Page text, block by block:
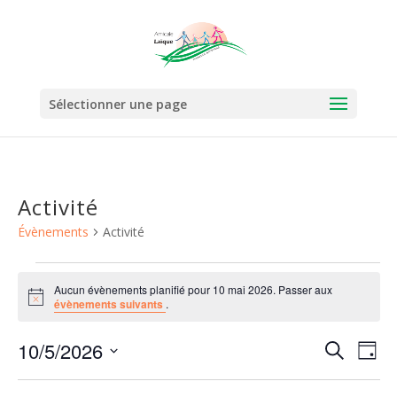
Sélectionner une page
Activité
Évènements Activité
for
mai
2026
Notice
Aucun évènements planifié pour 10 mai 2026. Passer aux
évènements suivants .
et
Recherche
Jour
10/5/2026
Sélectionnez